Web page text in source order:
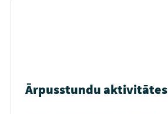
Ārpusstundu aktivitātes